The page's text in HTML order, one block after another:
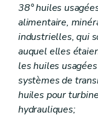
38° huiles
alimentaire,
industrielles, qui
auquel elles
les huiles
systèmes de
huiles pour
hydrauliques;